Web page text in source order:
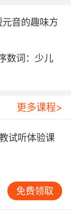
助孩子建立
词：“This is
是用来代
些实物或图
使用“ours”。
are ours.”
系起来，加
握语言知识
话场景，让
。例如： A:
通过这种对
音的趣味方
数词：少儿
更多课程>
试听体验课
免费领取